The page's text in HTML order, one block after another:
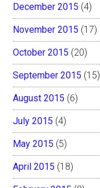
December 2015 (4)
November 2015 (17)
October 2015 (20)
September 2015 (15)
August 2015 (6)
July 2015 (4)
May 2015 (5)
April 2015 (18)